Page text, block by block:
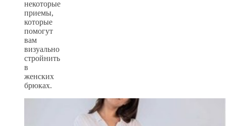
некоторые
приемы,
которые
помогут
вам
визуально
стройнить
в
женских
брюках.